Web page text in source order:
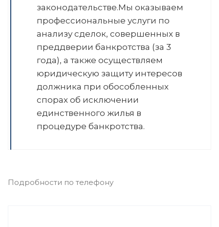
законодательстве.Мы оказываем
профессиональные услуги по
анализу сделок, совершенных в
преддверии банкротства (за 3
года), а также осуществляем
юридическую защиту интересов
должника при обособленных
спорах об исключении
единственного жилья в
процедуре банкротства.
Подробности по телефону